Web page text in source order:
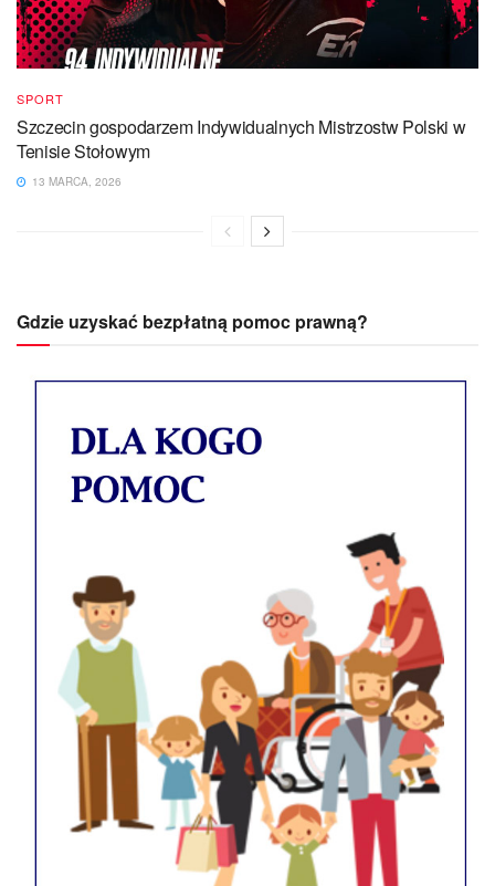
SPORT
Szczecin gospodarzem Indywidualnych Mistrzostw Polski w
Tenisie Stołowym
13 MARCA, 2026
Gdzie uzyskać bezpłatną pomoc prawną?